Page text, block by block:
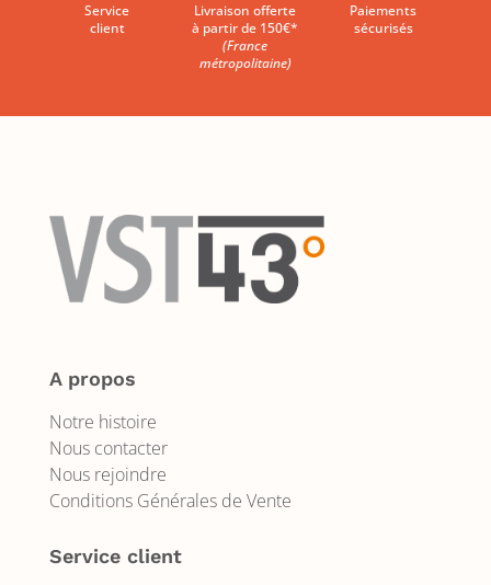
Service
client
Livraison offerte
à partir de 150€*
(France
métropolitaine)
Paiements
sécurisés
A propos
Notre histoire
Nous contacter
Nous rejoindre
Conditions Générales de Vente
Service client